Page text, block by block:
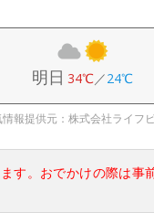
明日 34℃／24℃
情報提供元：株式会社ライフ
す。おでかけの際は事